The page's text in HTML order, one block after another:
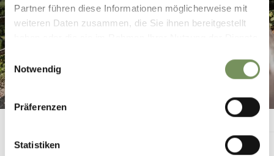
Partner führen diese Informationen möglicherweise mit
weiteren Daten zusammen, die Sie ihnen bereitgestellt
Einwilligungsauswahl
Notwendig
Präferenzen
Statistiken